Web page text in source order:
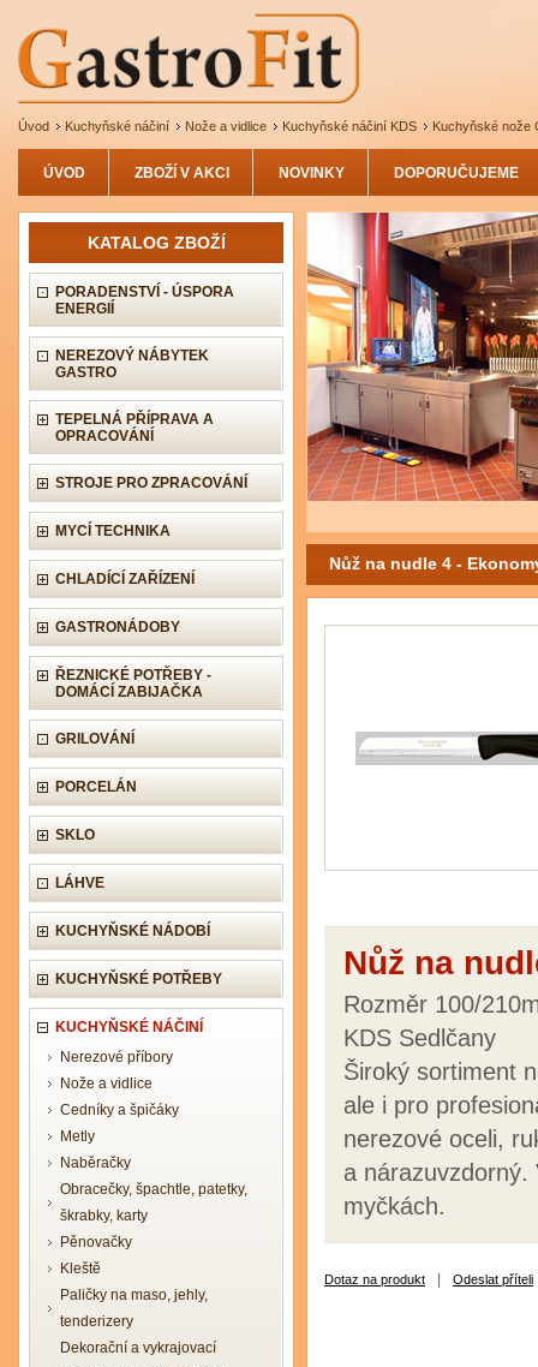
Úvod Kuchyňské náčiní Nože a vidlice Kuchyňské náčiní KDS Kuchyňské nože
ÚVOD ZBOŽÍ V AKCI NOVINKY DOPORUČUJEME
KATALOG ZBOŽÍ
PORADENSTVÍ - ÚSPORA
ENERGIÍ
NEREZOVÝ NÁBYTEK
GASTRO
TEPELNÁ PŘÍPRAVA A
OPRACOVÁNÍ
STROJE PRO ZPRACOVÁNÍ
MYCÍ TECHNIKA
CHLADÍCÍ ZAŘÍZENÍ
GASTRONÁDOBY
ŘEZNICKÉ POTŘEBY -
DOMÁCÍ ZABIJAČKA
GRILOVÁNÍ
PORCELÁN
SKLO
LÁHVE
KUCHYŇSKÉ NÁDOBÍ
KUCHYŇSKÉ POTŘEBY
KUCHYŇSKÉ NÁČINÍ
Nerezové příbory
Nože a vidlice
Cedníky a špičáky
Metly
Naběračky
Obracečky, špachtle, patetky,
škrabky, karty
Pěnovačky
Kleště
Paličky na maso, jehly,
tenderizery
Dekorační a vykrajovací
Nůž na nudle 4 -
Nůž na
Rozměr 100/
KDS Sedlčany
Široký sortiment
ale i pro
nerezové oceli,
a
myčkách.
Dotaz na produkt Odeslat příteli